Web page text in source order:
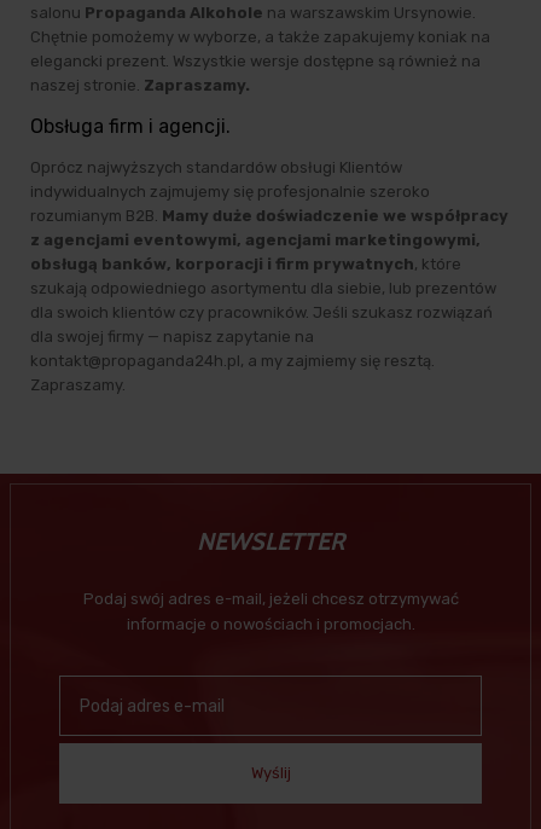
salonu Propaganda Alkohole na warszawskim Ursynowie.
Chętnie pomożemy w wyborze, a także zapakujemy koniak na
elegancki prezent. Wszystkie wersje dostępne są również na
naszej stronie. Zapraszamy.
Obsługa firm i agencji.
Oprócz najwyższych standardów obsługi Klientów
indywidualnych zajmujemy się profesjonalnie szeroko
rozumianym B2B. Mamy duże doświadczenie we współpracy
z agencjami eventowymi, agencjami marketingowymi,
obsługą banków, korporacji i firm prywatnych, które
szukają odpowiedniego asortymentu dla siebie, lub prezentów
dla swoich klientów czy pracowników. Jeśli szukasz rozwiązań
dla swojej firmy — napisz zapytanie na
kontakt@propaganda24h.pl, a my zajmiemy się resztą.
Zapraszamy.
NEWSLETTER
Podaj swój adres e-mail, jeżeli chcesz otrzymywać
informacje o nowościach i promocjach.
Wyślij